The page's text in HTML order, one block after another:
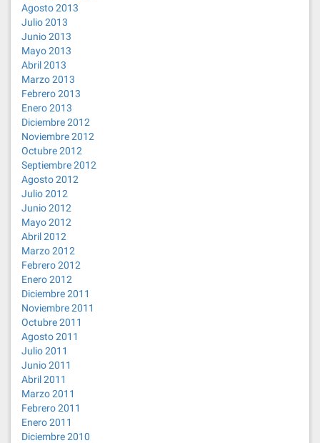
Agosto 2013
Julio 2013
Junio 2013
Mayo 2013
Abril 2013
Marzo 2013
Febrero 2013
Enero 2013
Diciembre 2012
Noviembre 2012
Octubre 2012
Septiembre 2012
Agosto 2012
Julio 2012
Junio 2012
Mayo 2012
Abril 2012
Marzo 2012
Febrero 2012
Enero 2012
Diciembre 2011
Noviembre 2011
Octubre 2011
Agosto 2011
Julio 2011
Junio 2011
Abril 2011
Marzo 2011
Febrero 2011
Enero 2011
Diciembre 2010